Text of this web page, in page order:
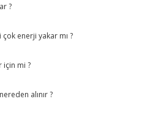
?
çok enerji yakar mı ?
için mi ?
alınır ?